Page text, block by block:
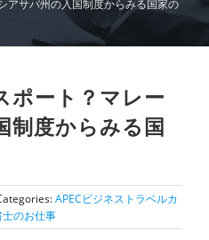
アサバ州の入国制度からみる国家の
ポート？マレー
制度からみる国
APECビジネストラベルカ
のお仕事